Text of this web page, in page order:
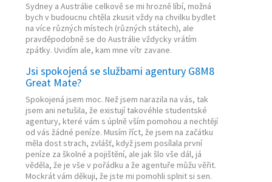
Sydney a Austrálie celkově se mi hrozně líbí, možná
bych v budoucnu chtěla zkusit vždy na chvilku bydlet
na více různých místech (různých státech), ale
pravděpodobně se do Austrálie vždycky vrátím
zpátky. Uvidím ale, kam mne vítr zavane.
Jsi spokojená se službami agentury G8M8
Great Mate?
Spokojená jsem moc. Než jsem narazila na vás, tak
jsem ani netušila, že existují takovéhle studentské
agentury, které vám s úplně vším pomohou a nechtějí
od vás žádné peníze. Musím říct, že jsem na začátku
měla dost strach, zvlášť, když jsem posílala první
peníze za školné a pojištění, ale jak šlo vše dál, já
věděla, že je vše v pořádku a že agentuře můžu věřit.
Mockrát vám děkuji, že jste mi pomohli splnit si sen.